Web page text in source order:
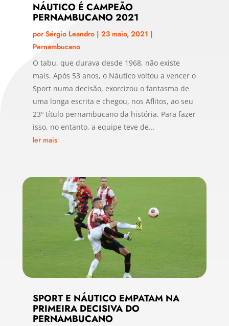
NÁUTICO É CAMPEÃO
PERNAMBUCANO 2021
porSérgio Leandro| 23 maio, 2021 |
Pernambucano
O tabu, que durava desde 1968, não existe
mais. Após 53 anos, o Náutico voltou a vencer o
Sport numa decisão, exorcizou o fantasma de
uma longa escrita e chegou, nos Aflitos, ao seu
23º título pernambucano da história. Para fazer
isso, no entanto, a equipe teve de...
ler mais
SPORT E NÁUTICO EMPATAM NA
PRIMEIRA DECISIVA DO
PERNAMBUCANO